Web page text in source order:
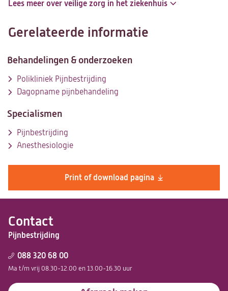
Contact
Pijnbestrijding
088 320 68 00
Ma t/m vrij 08.30-12.00 en 13.00-16.30 uur
Print of download pagina
Lees meer over veilige zorg in het ziekenhuis
Gerelateerde informatie
Behandelingen & onderzoeken
Polikliniek Pijnbestrijding
Dagopname pijnbehandeling
Specialismen
Pijnbestrijding
Anesthesiologie